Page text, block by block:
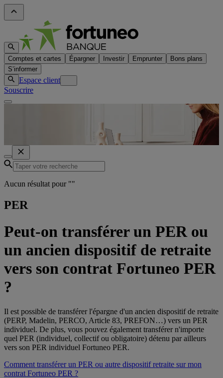
Comptes et cartes Épargner Investir Emprunter
Bons plans
S’informer
Espace client
Souscrire
Aucun résultat pour ""
PER
Peut-on transférer un PER ou
un ancien dispositif de retraite
vers son contrat Fortuneo PER
?
Il est possible de transférer l'épargne d'un ancien dispositif de retraite
(PERP, Madelin, PERCO, Article 83, PREFON…) vers un PER
individuel. De plus, vous pouvez également transférer n'importe
quel PER (individuel, collectif ou obligatoire) détenu par ailleurs
vers son PER individuel Fortuneo PER.
Comment transférer un PER ou autre dispositif retraite sur mon
contrat Fortuneo PER ?